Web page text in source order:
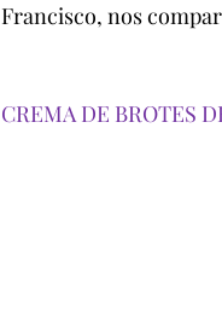
Francisco, nos
CREMA DE BROTES